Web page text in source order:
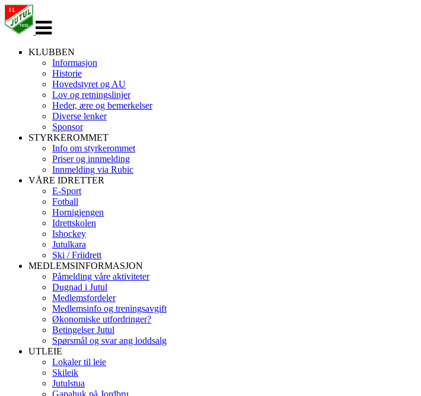
navigasjon
KLUBBEN
Informasjon
Historie
Hovedstyret og AU
Lov og retningslinjer
Heder, ære og bemerkelser
Diverse lenker
Sponsor
STYRKEROMMET
Info om styrkerommet
Priser og innmelding
Innmelding via Rubic
VÅRE IDRETTER
E-Sport
Fotball
Hornigjengen
Idrettskolen
Ishockey
Jutulkara
Ski / Friidrett
MEDLEMSINFORMASJON
Påmelding våre aktiviteter
Dugnad i Jutul
Medlemsfordeler
Medlemsinfo og treningsavgift
Økonomiske utfordringer?
Betingelser Jutul
Spørsmål og svar ang loddsalg
UTLEIE
Lokaler til leie
Skileik
Jutulstua
Gapahuk på Jordbru